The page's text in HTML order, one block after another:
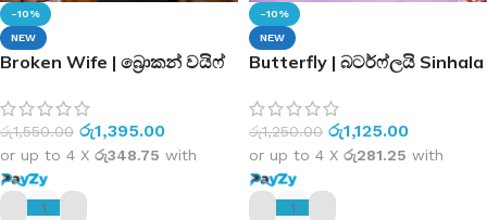
-10%
NEW
Broken Wife | බ්‍රොකන් වයිෆ්
රු1,550.00 රු1,395.00
or up to 4 X රු348.75 with
-10%
NEW
Butterfly | බටර්ෆ්ලයි Sinhala
රු1,250.00 රු1,125.00
or up to 4 X රු281.25 with